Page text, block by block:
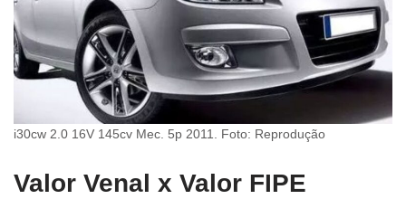
i30cw 2.0 16V 145cv Mec. 5p 2011. Foto: Reprodução
Valor Venal x Valor FIPE